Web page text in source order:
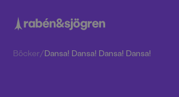
Böcker/Dansa! Dansa! Dansa! Dansa!